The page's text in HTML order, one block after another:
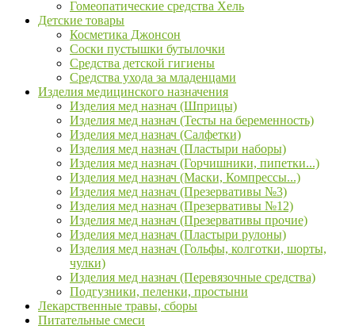
Гомеопатические средства Хель
Детские товары
Косметика Джонсон
Соски пустышки бутылочки
Средства детской гигиены
Средства ухода за младенцами
Изделия медицинского назначения
Изделия мед назнач (Шприцы)
Изделия мед назнач (Тесты на беременность)
Изделия мед назнач (Салфетки)
Изделия мед назнач (Пластыри наборы)
Изделия мед назнач (Горчишники, пипетки...)
Изделия мед назнач (Маски, Компрессы...)
Изделия мед назнач (Презервативы №3)
Изделия мед назнач (Презервативы №12)
Изделия мед назнач (Презервативы прочие)
Изделия мед назнач (Пластыри рулоны)
Изделия мед назнач (Гольфы, колготки, шорты,
чулки)
Изделия мед назнач (Перевязочные средства)
Подгузники, пеленки, простыни
Лекарственные травы, сборы
Питательные смеси